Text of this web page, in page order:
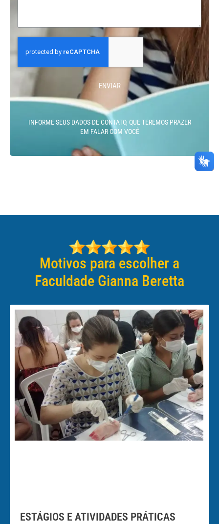
ENVIAR
INFORME SEUS DADOS DE CONTATO, QUE TEREMOS PRAZER
EM FALAR COM VOCÊ
Motivos para escolher a
Faculdade Gianna Beretta
ESTÁGIOS E ATIVIDADES PRÁTICAS